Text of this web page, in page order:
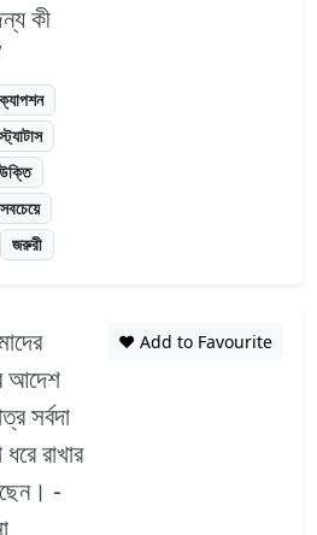
কী
সবচেয়ে
জরুরী
আদেশ
সর্বদা
ধরে রাখার
-
❤️ Add to Favourite